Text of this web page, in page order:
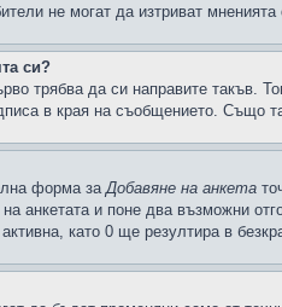
не могат да изтриват
си?
трябва да си направите такъв.
в края на съобщението. Също
форма заДобавяне на анкета
анкетата и поне два възможни
като 0 ще резултира в